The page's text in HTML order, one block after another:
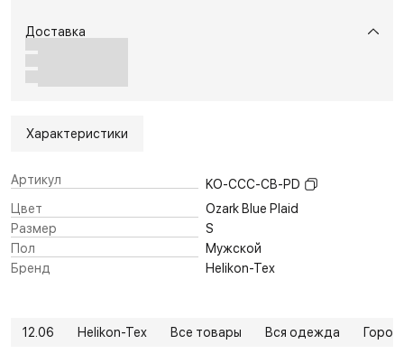
Доставка
Характеристики
Артикул
KO-CCC-CB-PD
Цвет
Ozark Blue Plaid
Размер
S
Пол
Мужской
Бренд
Helikon-Tex
12.06 Helikon-Tex Все товары Вся одежда Город